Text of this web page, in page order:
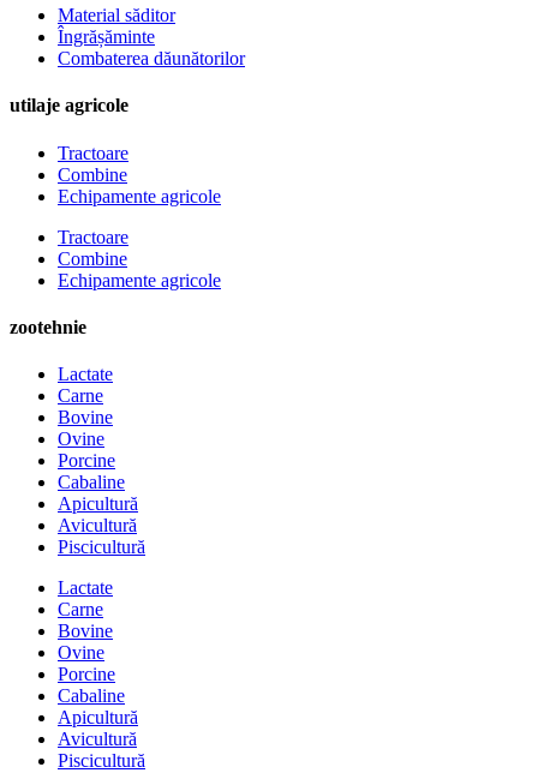
Material săditor
Îngrășăminte
Combaterea dăunătorilor
utilaje agricole
Tractoare
Combine
Echipamente agricole
Tractoare
Combine
Echipamente agricole
zootehnie
Lactate
Carne
Bovine
Ovine
Porcine
Cabaline
Apicultură
Avicultură
Piscicultură
Lactate
Carne
Bovine
Ovine
Porcine
Cabaline
Apicultură
Avicultură
Piscicultură